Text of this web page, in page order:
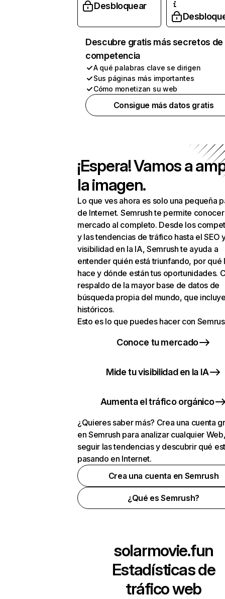
Desbloquear
Descubre gratis más secretos de
competencia
A qué palabras clave se dirigen
Sus páginas más importantes
Cómo monetizan su web
Consigue más datos gratis
¡Espera! Vamos a
la imagen.
Lo que ves ahora es solo una pequeña
de Internet. Semrush te permite
mercado al completo. Desde los
y las tendencias de tráfico hasta el SEO
visibilidad en la IA, Semrush te ayuda a
entender quién está triunfando, por qué
hace y dónde están tus oportunidades.
respaldo de la mayor base de datos de
búsqueda propia del mundo, que
históricos.
Esto es lo que puedes hacer con
Conoce tu mercado
Mide tu visibilidad en la IA
Aumenta el tráfico orgánico
¿Quieres saber más? Crea una cuenta
en Semrush para analizar cualquier
seguir las tendencias y descubrir qué
pasando en Internet.
Crea una cuenta en Semrush
¿Qué es Semrush?
solarmovie.fun
Estadísticas de
tráfico web